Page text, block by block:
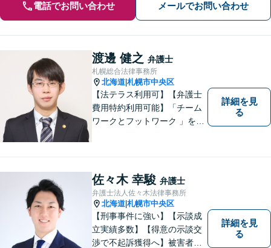
電話でお問い合わせ メールでお問い合わせ
渡邊 健之 弁護士
札幌総合法律事務所
北海道 札幌市中央区
【法テラス利用可】【弁護士
費用特約利用可能】「チーム
ワークとフットワーク 」を合
り、地域の皆さまにとって、
もっと身近な存在になりたい
と考えています。離婚、相
続、交通事故、借金、労働、
刑事事件など
詳細を見
る
佐々木 幸駿 弁護士
弁護士法人佐々木法律事務所
北海道 札幌市中央区
【刑事事件に強い】【示談成
立実績多数】【得意の示談交
渉で不起訴獲得へ】被害者感
詳細を見
る